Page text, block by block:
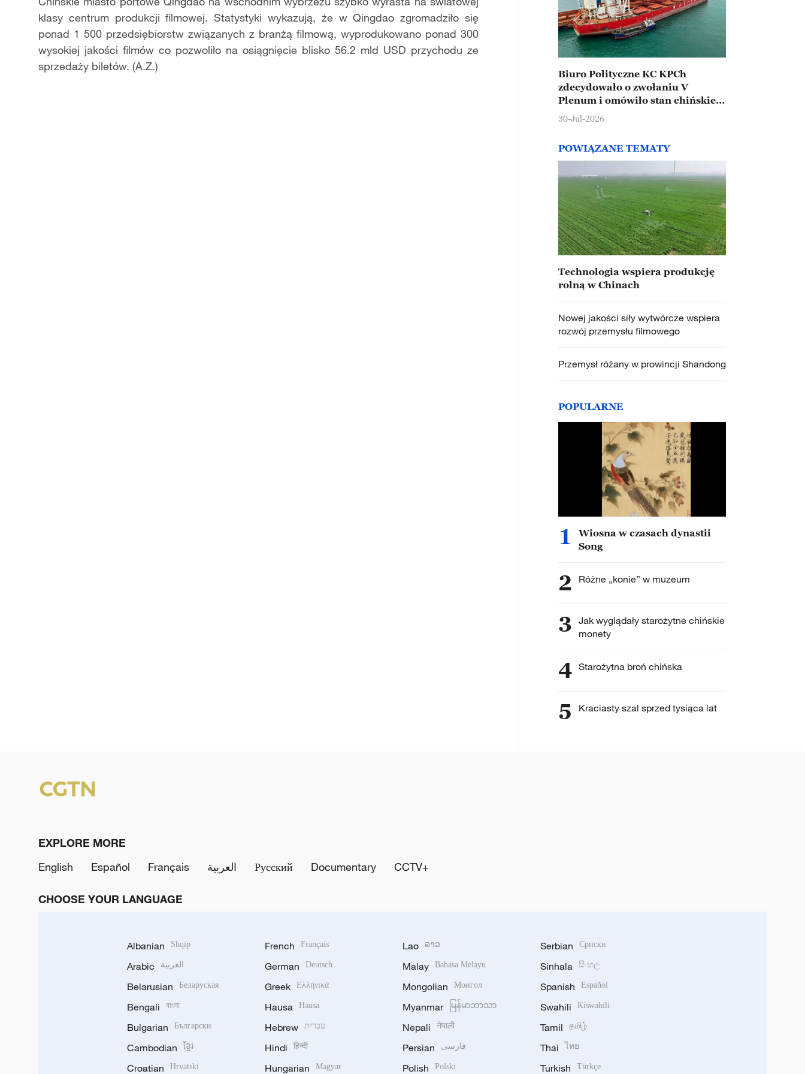
klasy centrum produkcji filmowej. Statystyki wykazują, że w Qingdao zgromadziło się
ponad 1 500 przedsiębiorstw związanych z branżą filmową, wyprodukowano ponad 300
wysokiej jakości filmów co pozwoliło na osiągnięcie blisko 56.2 mld USD przychodu ze
sprzedaży biletów. (A.Z.)
Biuro Polityczne KC KPCh
zdecydowało o zwołaniu V
Plenum i omówiło stan chińskiej
gospodarki
30-Jul-2026
POWIĄZANE TEMATY
Technologia wspiera produkcję
rolną w Chinach
Nowej jakości siły wytwórcze wspiera
rozwój przemysłu filmowego
Przemysł różany w prowincji Shandong
POPULARNE
1
Wiosna w czasach dynastii
Song
2 Różne „konie” w muzeum
3 Jak wyglądały starożytne chińskie
monety
4 Starożytna broń chińska
5 Kraciasty szal sprzed tysiąca lat
EXPLORE MORE
English
Español Français العربية Русский Documentary CCTV+
CHOOSE YOUR LANGUAGE
Albanian Shqip
Arabic العربية
Belarusian Беларуская
Bengali বাংলা
Bulgarian Български
Cambodian ខ្មែរ
Croatian Hrvatski
French Français
German Deutsch
Greek Ελληνικά
Hausa Hausa
Hebrew עברית
Hindi हिन्दी
Hungarian Magyar
Lao ລາວ
Malay Bahasa Melayu
Mongolian Монгол
Myanmar မြန်မာဘာသာ
Nepali नेपाली
Persian فارسی
Polish Polski
Serbian Српски
Sinhala සිංහල
Spanish Español
Swahili Kiswahili
Tamil தமிழ்
Thai ไทย
Turkish Türkçe